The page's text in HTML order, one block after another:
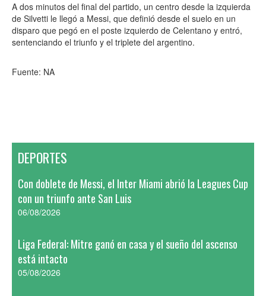
A dos minutos del final del partido, un centro desde la izquierda
de Silvetti le llegó a Messi, que definió desde el suelo en un
disparo que pegó en el poste izquierdo de Celentano y entró,
sentenciando el triunfo y el triplete del argentino.
Fuente: NA
DEPORTES
Con doblete de Messi, el Inter Miami abrió la Leagues Cup
con un triunfo ante San Luis
06/08/2026
Liga Federal: Mitre ganó en casa y el sueño del ascenso
está intacto
05/08/2026